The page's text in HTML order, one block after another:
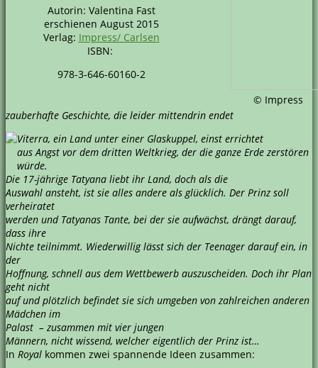
Autorin: Valentina Fast
erschienen August 2015
Verlag: Impress/ Carlsen
ISBN:
978-3-646-60160-2
© Impress
zauberhafte Geschichte, die leider mittendrin endet
Viterra, ein Land unter einer Glaskuppel, einst errichtet
aus Angst vor dem dritten Weltkrieg, der die ganze Erde zerstören
würde.
Die 17-jährige Tatyana liebt ihr Land, doch als die
Auswahl ansteht, ist sie alles andere als glücklich. Der Prinz soll
verheiratet
werden und Tatyanas Tante, bei der sie aufwächst, drängt darauf,
dass ihre
Nichte teilnimmt. Wiederwillig lässt sich der Teenager darauf ein, in
der
Hoffnung, schnell aus dem Wettbewerb auszuscheiden. Doch ihr Plan
geht nicht
auf und plötzlich befindet sie sich umgeben von zahlreichen anderen
Mädchen im
Palast – zusammen mit vier jungen
Männern, nicht wissend, welcher eigentlich der Prinz ist…
In Royal kommen zwei spannende Ideen zusammen: